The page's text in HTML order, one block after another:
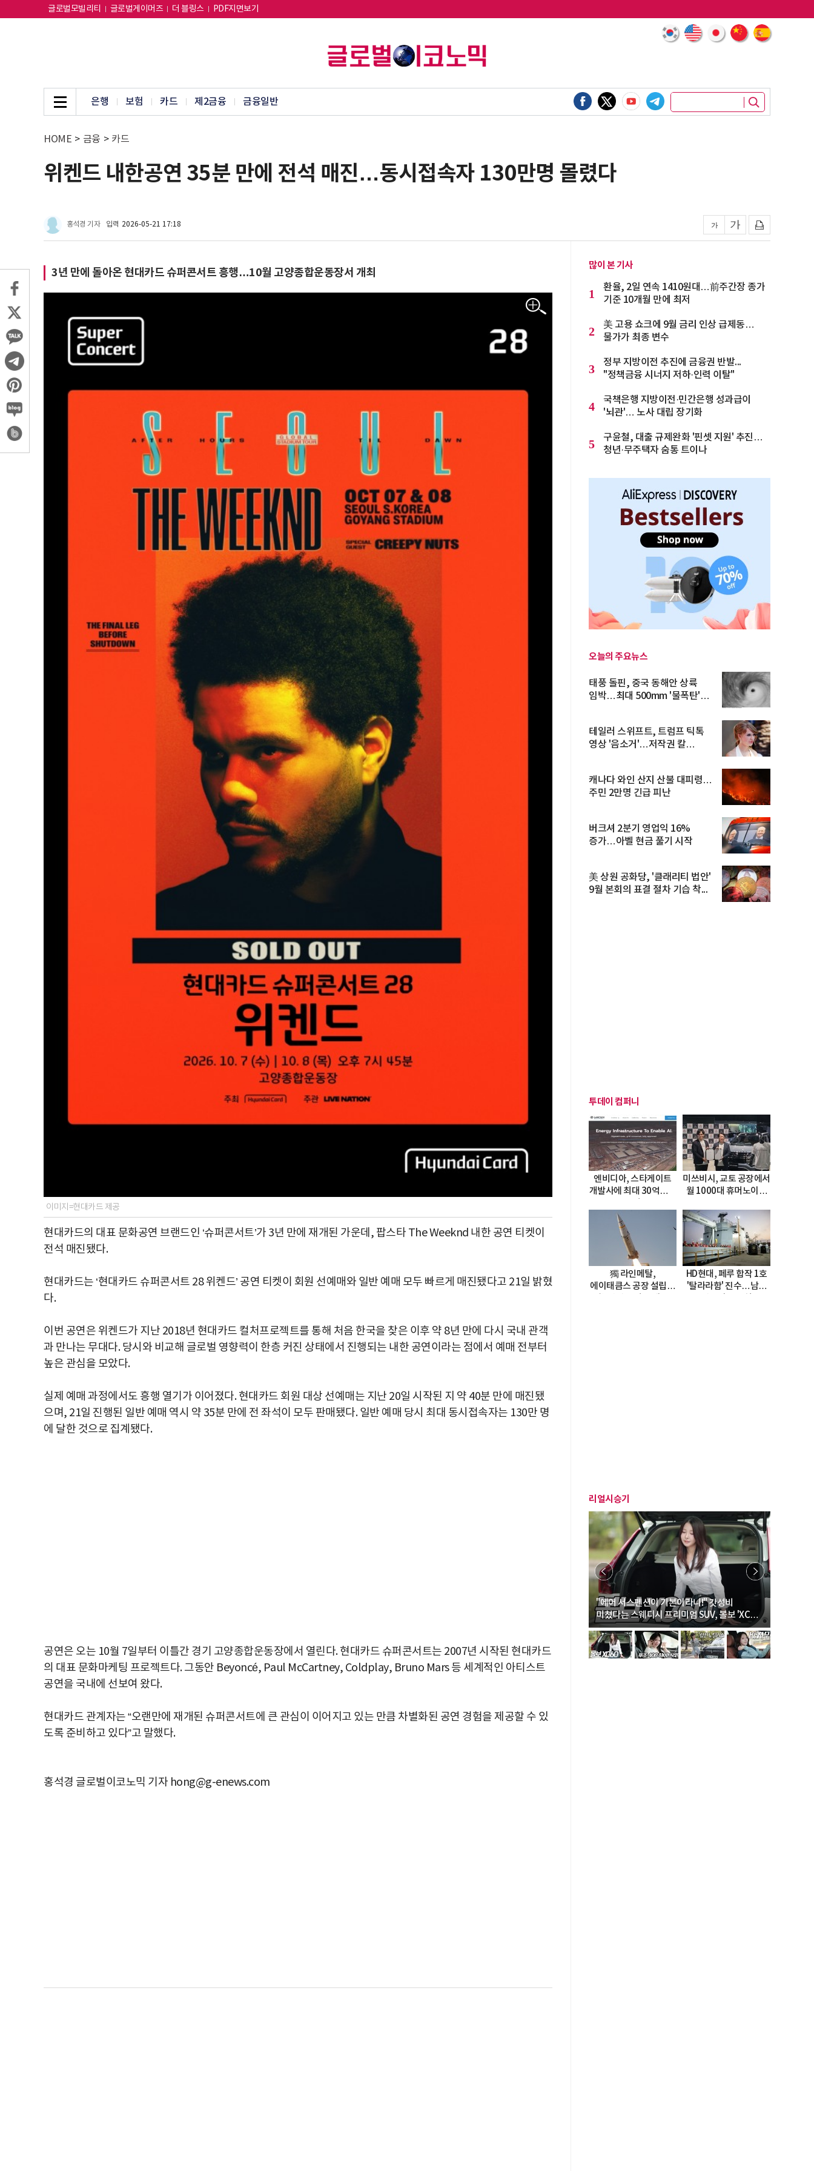
글로벌모빌리티 글로벌게이머즈 더 블링스 PDF지면보기
은행 보험 카드 제2금융 금융일반
HOME > 금융 > 카드
위켄드 내한공연 35분 만에 전석 매진…동시접속자 130만명 몰렸다
홍석경 기자 입력 2026-05-21 17:18
3년 만에 돌아온 현대카드 슈퍼콘서트 흥행…10월 고양종합운동장서 개최
이미지=현대카드 제공
현대카드의 대표 문화공연 브랜드인 ‘슈퍼콘서트’가 3년 만에 재개된 가운데, 팝스타 The Weeknd 내한 공연 티켓이
전석 매진됐다.
현대카드는 ‘현대카드 슈퍼콘서트 28 위켄드’ 공연 티켓이 회원 선예매와 일반 예매 모두 빠르게 매진됐다고 21일 밝혔
다.
이번 공연은 위켄드가 지난 2018년 현대카드 컬처프로젝트를 통해 처음 한국을 찾은 이후 약 8년 만에 다시 국내 관객
과 만나는 무대다. 당시와 비교해 글로벌 영향력이 한층 커진 상태에서 진행되는 내한 공연이라는 점에서 예매 전부터
높은 관심을 모았다.
실제 예매 과정에서도 흥행 열기가 이어졌다. 현대카드 회원 대상 선예매는 지난 20일 시작된 지 약 40분 만에 매진됐
으며, 21일 진행된 일반 예매 역시 약 35분 만에 전 좌석이 모두 판매됐다. 일반 예매 당시 최대 동시접속자는 130만 명
에 달한 것으로 집계됐다.
공연은 오는 10월 7일부터 이틀간 경기 고양종합운동장에서 열린다. 현대카드 슈퍼콘서트는 2007년 시작된 현대카드
의 대표 문화마케팅 프로젝트다. 그동안 Beyoncé, Paul McCartney, Coldplay, Bruno Mars 등 세계적인 아티스트
공연을 국내에 선보여 왔다.
현대카드 관계자는 “오랜만에 재개된 슈퍼콘서트에 큰 관심이 이어지고 있는 만큼 차별화된 공연 경험을 제공할 수 있
도록 준비하고 있다”고 말했다.
홍석경 글로벌이코노믹 기자 hong@g-enews.com
많이 본 기사
1
환율, 2일 연속 1410원대…前주간장 종가
기준 10개월 만에 최저
2
美 고용 쇼크에 9월 금리 인상 급제동…
물가가 최종 변수
3
정부 지방이전 추진에 금융권 반발...
"정책금융 시너지 저하·인력 이탈"
4
국책은행 지방이전·민간은행 성과급이
'뇌관'… 노사 대립 장기화
5
구윤철, 대출 규제완화 '핀셋 지원' 추진…
청년·무주택자 숨통 트이나
오늘의 주요뉴스
태풍 돌핀, 중국 동해안 상륙
임박…최대 500mm '물폭탄'
테일러 스위프트, 트럼프 틱톡
영상 '음소거'…저작권 칼
캐나다 와인 산지 산불 대피령…
주민 2만명 긴급 피난
버크셔 2분기 영업익 16%
증가…아벨 현금 풀기 시작
美 상원 공화당, '클래리티 법안'
9월 본회의 표결 절차 기습 착...
투데이 컴퍼니
엔비디아, 스타게이트
개발사에 최대 30억달러
미쓰비시, 교토 공장에서
월 1000대 휴머노이드
獨 라인메탈,
에이태큼스 공장 설립…
HD현대, 페루 합작 1호
'탈라라함' 진수…남미
리얼시승기
"에어 서스펜션이 기본이라니!" 갓성비
미쳤다는 스웨디시 프리미엄 SUV, 볼보 'XC60
B5 울트라'